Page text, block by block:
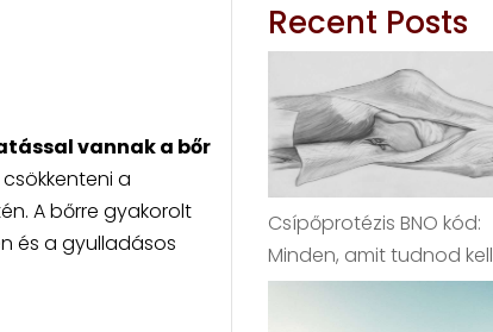
vannak a bőr
a
A bőrre gyakorolt
és a gyulladásos
Recent Posts
Csípőprotézis BNO kód:
Minden, amit tudnod kell